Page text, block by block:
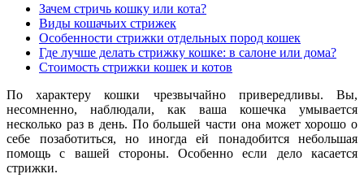
Зачем стричь кошку или кота?
Виды кошачьих стрижек
Особенности стрижки отдельных пород кошек
Где лучше делать стрижку кошке: в салоне или дома?
Стоимость стрижки кошек и котов
По характеру кошки чрезвычайно привередливы. Вы,
несомненно, наблюдали, как ваша кошечка умывается
несколько раз в день. По большей части она может хорошо о
себе позаботиться, но иногда ей понадобится небольшая
помощь с вашей стороны. Особенно если дело касается
стрижки.